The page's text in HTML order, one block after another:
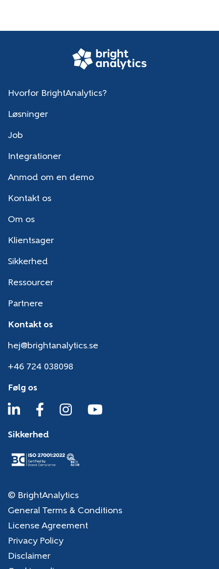
Hvorfor BrightAnalytics?
Løsninger
Job
Integrationer
Anmod om en demo
Kontakt os
Om os
Klientsager
Sikkerhed
Ressourcer
Partnere
Kontakt os
hej@brightanalytics.se
+46 724 038098
Følg os
Sikkerhed
© BrightAnalytics
General Terms & Conditions
License Agreement
Privacy Policy
Disclaimer